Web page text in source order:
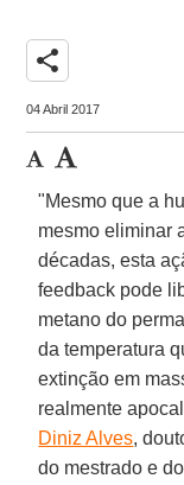
share
04 Abril 2017
"Mesmo que a
mesmo eliminar
décadas, esta
feedback pode
metano do
da temperatura
extinção em
realmente
Diniz Alves,
do mestrado e